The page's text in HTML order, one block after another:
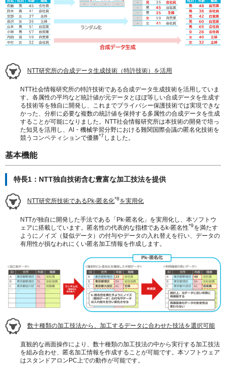
NTT研究所の合成データ生成技術（特許技術）を活用
NTT社会情報研究所の特許技術である合成データ生成技術を活用していま
す。各属性の平均など統計値が元データとほぼ等しい合成データを生成す
る技術等を独自に開発し、これまでプライバシー保護技術では実現できな
かった、分析に必要な複数の統計値を保持する多属性の合成データを生成
することが可能になりました。NTT社会情報研究所は本技術の開発で培っ
た知見を活用し、AI・機械学習分野における難関国際会議の匿名化技術を
競うコンペティションで優勝*7 しました。
基本機能
特長1：NTT独自技術含む豊富な加工技法を提供
NTT研究所技術であるPk-匿名化*8を実用化
NTTが独自に開発した手法である「Pk-匿名化」を実用化し、本ソフトウ
ェアに搭載しています。匿名性の代表的な指標であるk-匿名性*9を満たす
ようにノイズ（疑似データ）の付与やデータの入れ替えを行い、データの
有用性が損なわれにくい匿名加工情報を作成します。
数十種類の加工技法から、加工するデータに合わせた技法を選択可能
直観的な画面操作により、数十種類の加工技法の中から実行する加工技法
を組み合わせ、匿名加工情報を作成することが可能です。本ソフトウェア
はスタンドアロンPC上での動作が可能です。